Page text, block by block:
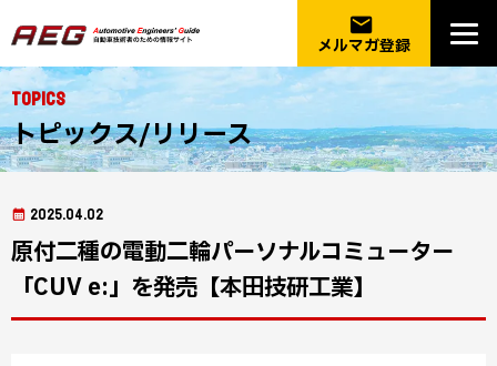
email
メルマガ登録
Topics
トピックス/リリース
2025.04.02
原付二種の電動二輪パーソナルコミューター
「CUV e:」を発売【本田技研工業】